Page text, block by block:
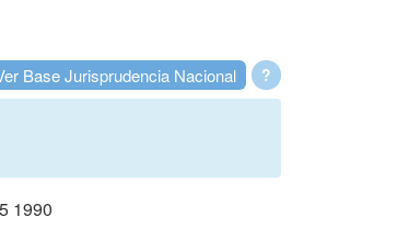
?
Base Jurisprudencia Nacional
1990